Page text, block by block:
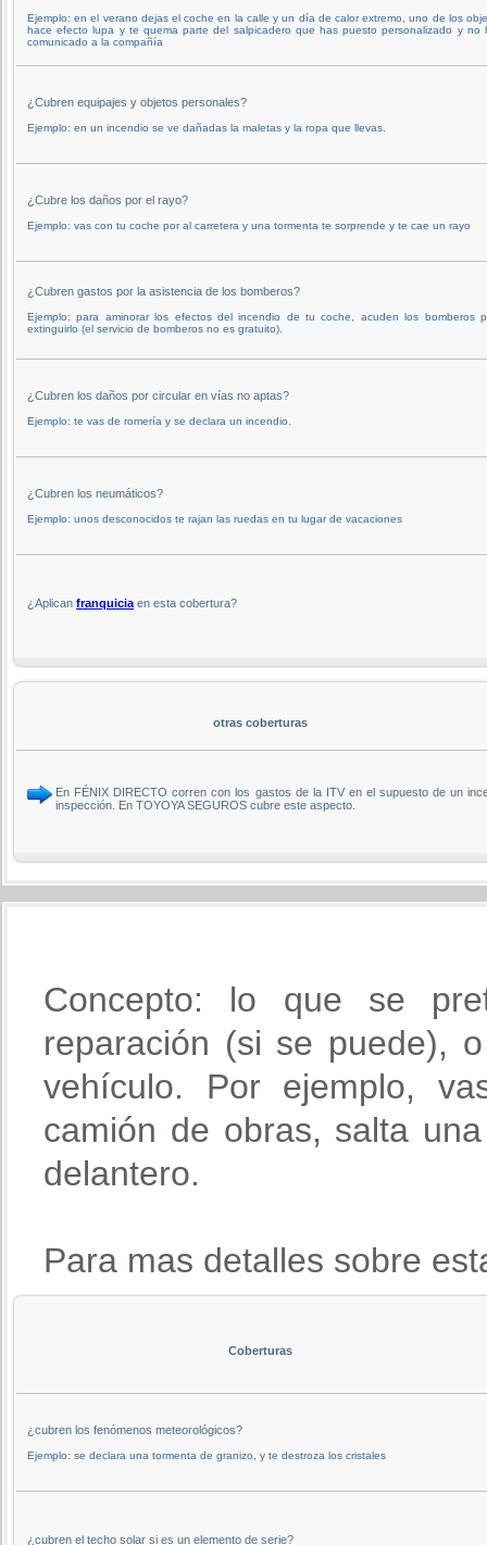
Ejemplo: en el verano dejas el coche en la calle y un día de calor extremo, uno de los
hace efecto lupa y te quema parte del salpicadero que has puesto personalizado y no
comunicado a la compañía
¿Cubren equipajes y objetos personales?
Ejemplo: en un incendio se ve dañadas la maletas y la ropa que llevas.
¿Cubre los daños por el rayo?
Ejemplo: vas con tu coche por al carretera y una tormenta te sorprende y te cae un rayo
¿Cubren gastos por la asistencia de los bomberos?
Ejemplo: para aminorar los efectos del incendio de tu coche, acuden los bomberos
extinguirlo (el servicio de bomberos no es gratuito).
¿Cubren los daños por circular en vías no aptas?
Ejemplo: te vas de romería y se declara un incendio.
¿Cubren los neumáticos?
Ejemplo: unos desconocidos te rajan las ruedas en tu lugar de vacaciones
¿Aplican franquicia en esta cobertura?
otras coberturas
En FÉNIX DIRECTO corren con los gastos de la ITV en el supuesto de un
inspección. En TOYOYA SEGUROS cubre este aspecto.
Concepto: lo que se
reparación (si se puede),
vehículo. Por ejemplo,
camión de obras, salta
delantero.
Para mas detalles sobre
Coberturas
¿cubren los fenómenos meteorológicos?
Ejemplo: se declara una tormenta de granizo, y te destroza los cristales
¿cubren el techo solar si es un elemento de serie?